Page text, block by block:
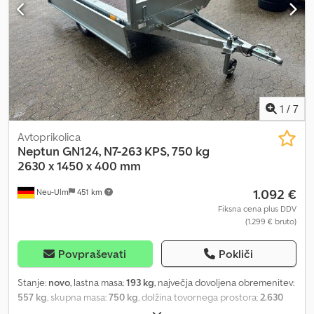
1 / 7
Neu-Ulm 451 km
Avtoprikolica
Neptun GN124, N7-263 KPS, 750 kg
2630 x 1450 x 400 mm
1.092 €
Fiksna cena plus DDV
(1.299 € bruto)
Povpraševati Pokliči
Stanje: novo, lastna masa:193 kg, največja dovoljena obremenitev:
557 kg , skupna masa:750 kg , dolžina tovornega prostora: 2.630